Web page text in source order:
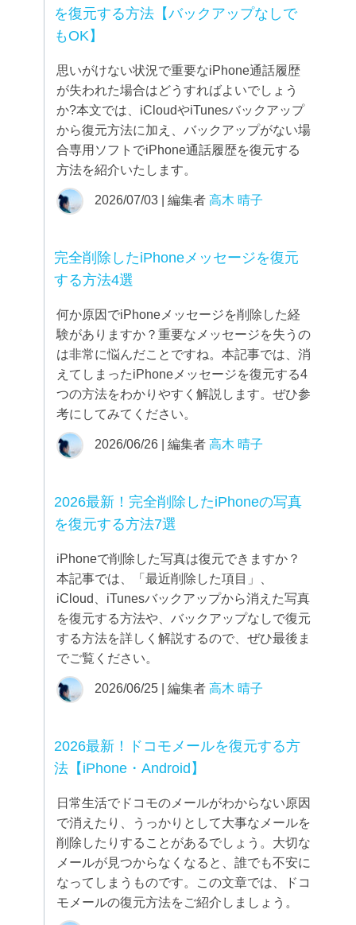
を復元する方法【バックアップなしで
もOK】
思いがけない状況で重要なiPhone通話履歴
が失われた場合はどうすればよいでしょう
か?本文では、iCloudやiTunesバックアップ
から復元方法に加え、バックアップがない場
合専用ソフトでiPhone通話履歴を復元する
方法を紹介いたします。
2026/07/03 | 編集者 高木 晴子
完全削除したiPhoneメッセージを復元
する方法4選
何か原因でiPhoneメッセージを削除した経
験がありますか？重要なメッセージを失うの
は非常に悩んだことですね。本記事では、消
えてしまったiPhoneメッセージを復元する4
つの方法をわかりやすく解説します。ぜひ参
考にしてみてください。
2026/06/26 | 編集者 高木 晴子
2026最新！完全削除したiPhoneの写真
を復元する方法7選
iPhoneで削除した写真は復元できますか？
本記事では、「最近削除した項目」、
iCloud、iTunesバックアップから消えた写真
を復元する方法や、バックアップなしで復元
する方法を詳しく解説するので、ぜひ最後ま
でご覧ください。
2026/06/25 | 編集者 高木 晴子
2026最新！ドコモメールを復元する方
法【iPhone・Android】
日常生活でドコモのメールがわからない原因
で消えたり、うっかりとして大事なメールを
削除したりすることがあるでしょう。大切な
メールが見つからなくなると、誰でも不安に
なってしまうものです。この文章では、ドコ
モメールの復元方法をご紹介しましょう。